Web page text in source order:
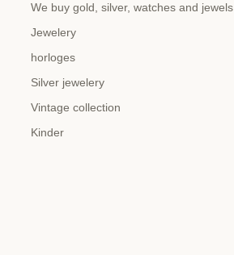
We buy gold, silver, watches and jewels
Jewelery
horloges
Silver jewelery
Vintage collection
Kinder